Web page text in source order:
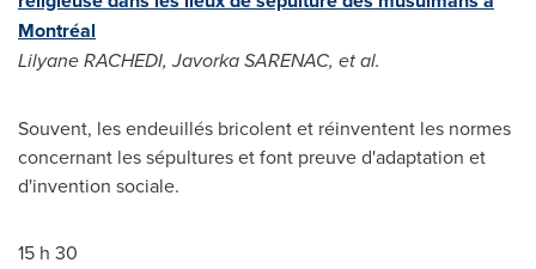
Montréal
Lilyane RACHEDI, Javorka SARENAC, et al.
Souvent, les endeuillés bricolent et réinventent les normes
concernant les sépultures et font preuve d'adaptation et
d'invention sociale.
15 h 30